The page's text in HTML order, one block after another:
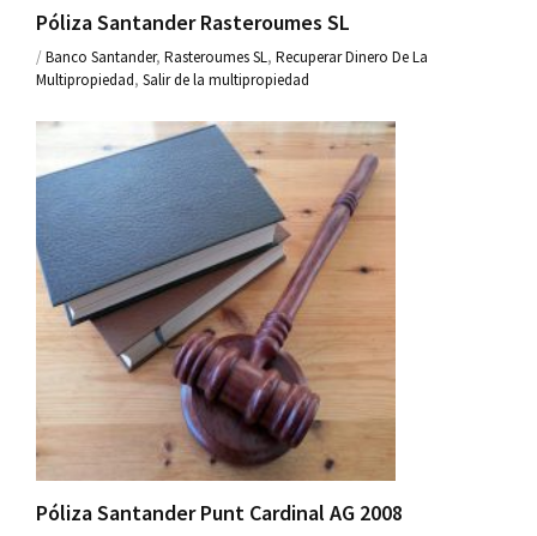
Póliza Santander Rasteroumes SL
/Banco Santander, Rasteroumes SL, Recuperar Dinero De La
Multipropiedad, Salir de la multipropiedad
Póliza Santander Punt Cardinal AG 2008